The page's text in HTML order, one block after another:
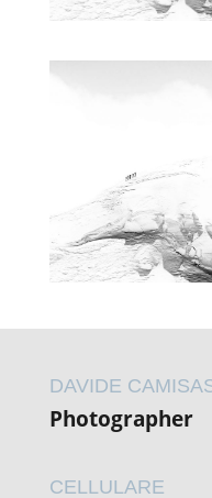
DAVIDE
Photographer
CELLULARE